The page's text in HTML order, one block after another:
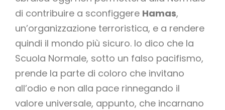
di contribuire a sconfiggere Hamas,
un’organizzazione terroristica, e a rendere
quindi il mondo più sicuro. Io dico che la
Scuola Normale, sotto un falso pacifismo,
prende la parte di coloro che invitano
all’odio e non alla pace rinnegando il
valore universale, appunto, che incarnano